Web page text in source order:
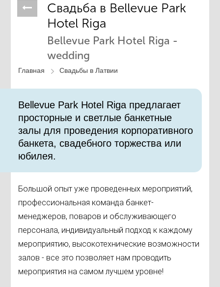
Свадьба в ​Bellevue Park
Hotel Riga
Bellevue Park Hotel Riga -
wedding
Главная Свадьбы в Латвии
​Bellevue Park Hotel Riga предлагает
просторные и светлые банкетные
залы для проведения корпоративного
банкета, свадебного торжества или
юбилея.
Большой опыт уже проведенных мероприятий,
профессиональная команда банкет-
менеджеров, поваров и обслуживающего
персонала, индивидуальный подход к каждому
мероприятию, высокотехнические возможности
залов - все это позволяет нам проводить
мероприятия на самом лучшем уровне!